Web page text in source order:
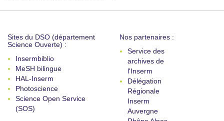
Sites du DSO (département
Science Ouverte) :
Insermbiblio
MeSH bilingue
HAL-Inserm
Photoscience
Science Open Service
(SOS)
Nos partenaires :
Service des
archives de
l'Inserm
Délégation
Régionale
Inserm
Auvergne